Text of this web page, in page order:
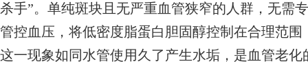
杀手”。单纯斑块且无严重血管狭窄的人群，无需
管控血压，将低密度脂蛋白胆固醇控制在合理范
这一现象如同水管使用久了产生水垢，是血管老化